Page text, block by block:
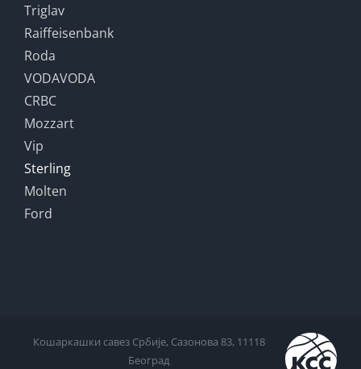
Triglav
Raiffeisenbank
Roda
VODAVODA
CRBC
Mozzart
Vip
Sterling
Molten
Ford
Кошаркашки савез Србије, Сазонова 83, 11118
Београд